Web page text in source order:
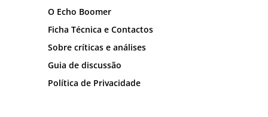
O Echo Boomer
Ficha Técnica e Contactos
Sobre críticas e análises
Guia de discussão
Política de Privacidade